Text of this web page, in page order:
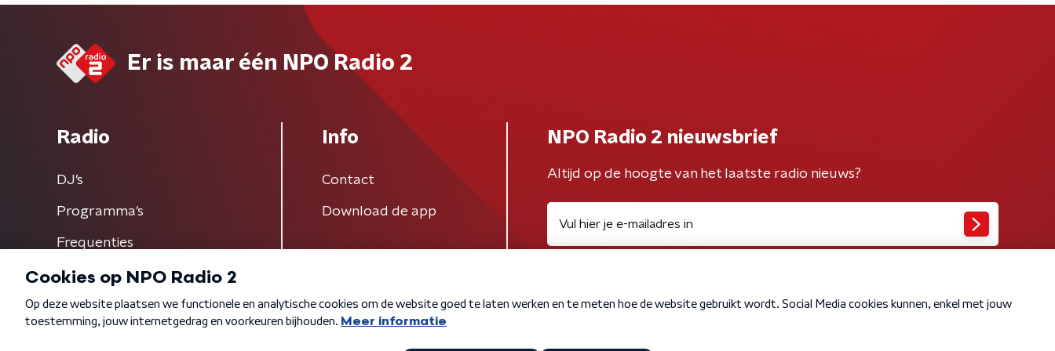
Er is maar één NPO Radio 2
Radio
DJ’s
Programma's
Frequenties
Info
Contact
Download de app
NPO Radio 2 nieuwsbrief
Altijd op de hoogte van het laatste radio nieuws?
Algemene voorwaarden Privacybeleid